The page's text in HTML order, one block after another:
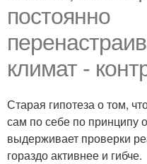
постоянно
климат -
Старая гипотеза о том,
сам по себе по принципу
выдерживает проверки
гораздо активнее и гибче.